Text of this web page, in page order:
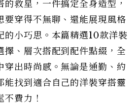
救星，一件搞定全身造型，
要穿得不無聊、還能展現風格
的小巧思。本篇精選10款洋裝
擇、層次搭配到配件點綴，全
穿出時尚感。無論是通勤、約
能找到適合自己的洋裝穿搭靈
費力！